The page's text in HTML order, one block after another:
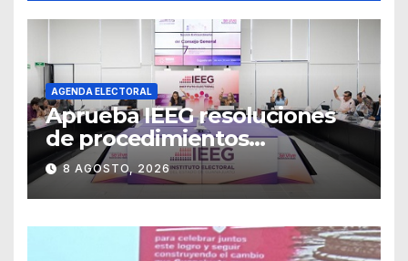
AGENDA ELECTORAL
Aprueba IEEG resoluciones
de procedimientos
sancionadores
8 AGOSTO, 2026